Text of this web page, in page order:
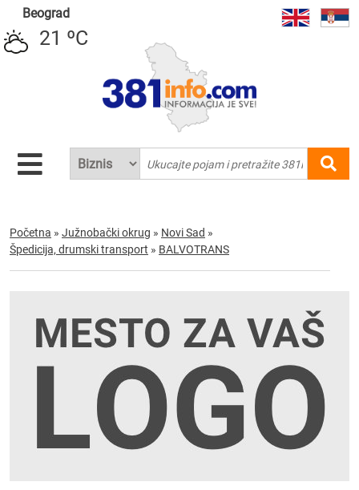
Beograd
21 ºC
Početna » Južnobački okrug » Novi Sad »
Špedicija, drumski transport » BALVOTRANS